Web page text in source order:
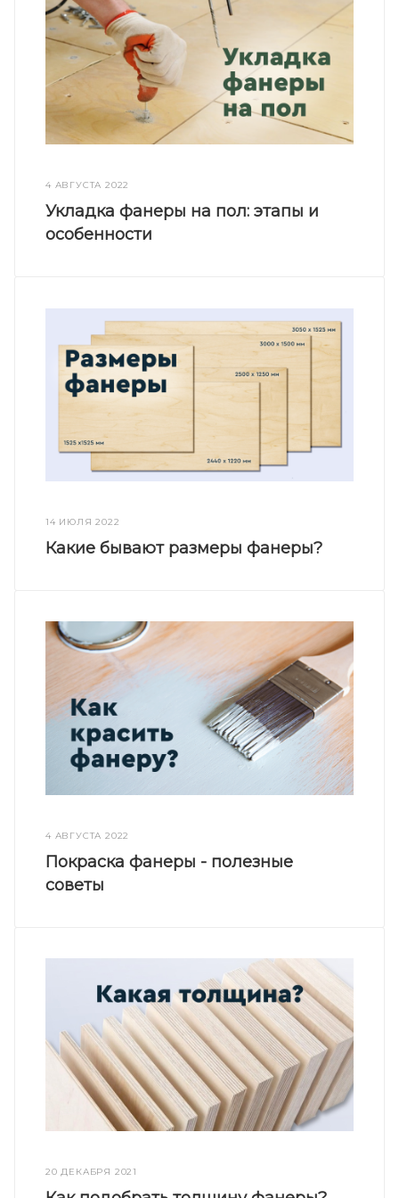
4 АВГУСТА 2022
Укладка фанеры на пол: этапы и
особенности
14 ИЮЛЯ 2022
Какие бывают размеры фанеры?
4 АВГУСТА 2022
Покраска фанеры - полезные
советы
20 ДЕКАБРЯ 2021